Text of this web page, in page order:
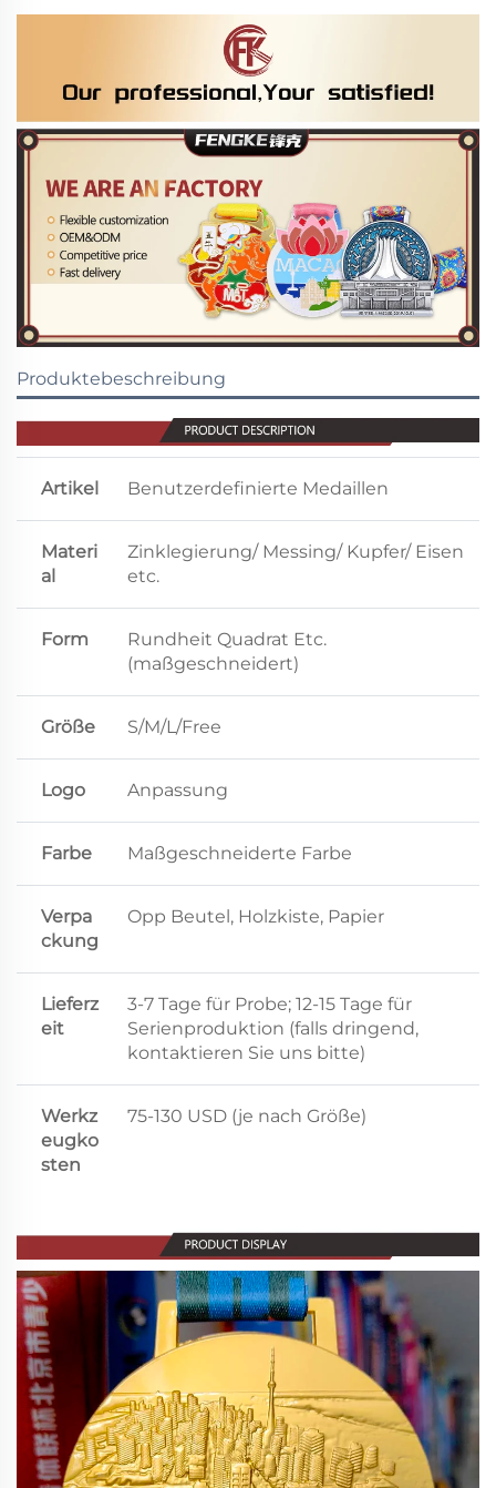
Produktebeschreibung
Artikel Benutzerdefinierte Medaillen
Materi
al
Zinklegierung/ Messing/ Kupfer/ Eisen
etc.
Form
Rundheit Quadrat Etc.
(maßgeschneidert)
Größe S/M/L/Free
Logo Anpassung
Farbe Maßgeschneiderte Farbe
Verpa
ckung
Opp Beutel, Holzkiste, Papier
Lieferz
eit
3-7 Tage für Probe; 12-15 Tage für
Serienproduktion (falls dringend,
kontaktieren Sie uns bitte)
Werkz
eugko
sten
75-130 USD (je nach Größe)